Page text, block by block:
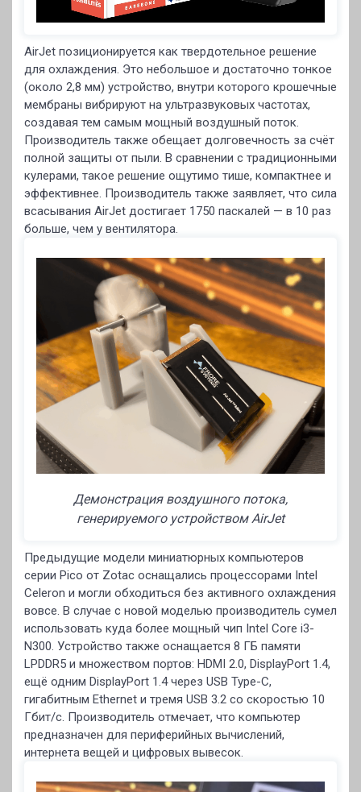
AirJet позиционируется как твердотельное решение
для охлаждения. Это небольшое и достаточно тонкое
(около 2,8 мм) устройство, внутри которого крошечные
мембраны вибрируют на ультразвуковых частотах,
создавая тем самым мощный воздушный поток.
Производитель также обещает долговечность за счёт
полной защиты от пыли. В сравнении с традиционными
кулерами, такое решение ощутимо тише, компактнее и
эффективнее. Производитель также заявляет, что сила
всасывания AirJet достигает 1750 паскалей — в 10 раз
больше, чем у вентилятора.
Демонстрация воздушного потока,
генерируемого устройством AirJet
Предыдущие модели миниатюрных компьютеров
серии Pico от Zotac оснащались процессорами Intel
Celeron и могли обходиться без активного охлаждения
вовсе. В случае с новой моделью производитель сумел
использовать куда более мощный чип Intel Core i3-
N300. Устройство также оснащается 8 ГБ памяти
LPDDR5 и множеством портов: HDMI 2.0, DisplayPort 1.4,
ещё одним DisplayPort 1.4 через USB Type-C,
гигабитным Ethernet и тремя USB 3.2 со скоростью 10
Гбит/с. Производитель отмечает, что компьютер
предназначен для периферийных вычислений,
интернета вещей и цифровых вывесок.